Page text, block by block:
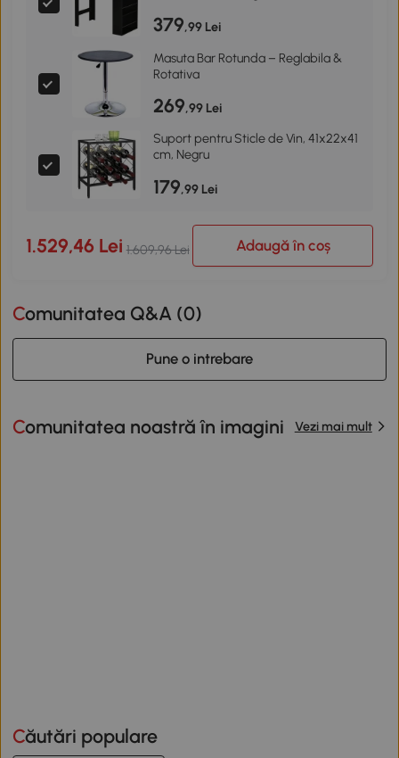
379,99 Lei
Masuta Bar Rotunda – Reglabila &
Rotativa
269,99 Lei
Suport pentru Sticle de Vin, 41x22x41
cm, Negru
179,99 Lei
1.529,46 Lei 1.609,96 Lei Adaugă în coș
Comunitatea Q&A (0)
Pune o intrebare
Comunitatea noastră în imagini Vezi mai mult
Căutări populare